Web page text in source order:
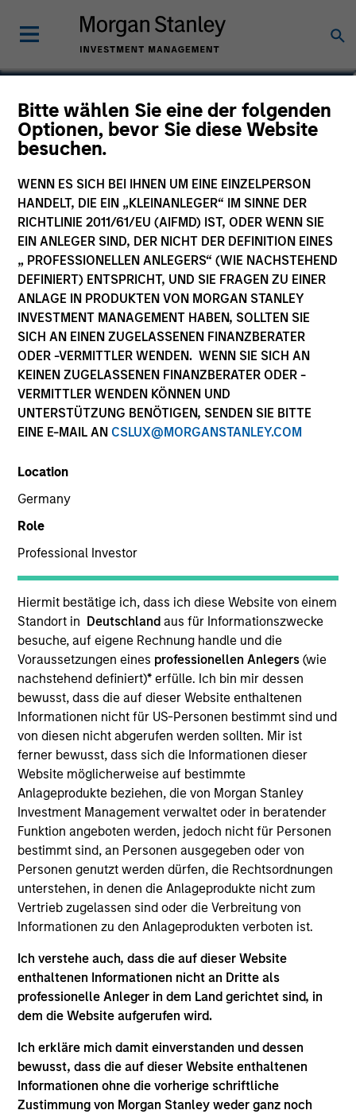
Bitte wählen Sie eine der folgenden
Optionen, bevor Sie diese Website
besuchen.
WENN ES SICH BEI IHNEN UM EINE EINZELPERSON
HANDELT, DIE EIN „KLEINANLEGER“ IM SINNE DER
RICHTLINIE 2011/61/EU (AIFMD) IST, ODER WENN SIE
EIN ANLEGER SIND, DER NICHT DER DEFINITION EINES
„ PROFESSIONELLEN ANLEGERS“ (WIE NACHSTEHEND
DEFINIERT) ENTSPRICHT, UND SIE FRAGEN ZU EINER
ANLAGE IN PRODUKTEN VON MORGAN STANLEY
INVESTMENT MANAGEMENT HABEN, SOLLTEN SIE
SICH AN EINEN ZUGELASSENEN FINANZBERATER
ODER -VERMITTLER WENDEN. WENN SIE SICH AN
KEINEN ZUGELASSENEN FINANZBERATER ODER -
VERMITTLER WENDEN KÖNNEN UND
UNTERSTÜTZUNG BENÖTIGEN, SENDEN SIE BITTE
EINE E-MAIL AN CSLUX@MORGANSTANLEY.COM
Location
Germany
Role
Professional Investor
Hiermit bestätige ich, dass ich diese Website von einem
Standort in Deutschland aus für Informationszwecke
besuche, auf eigene Rechnung handle und die
Voraussetzungen eines professionellen Anlegers(wie
nachstehend definiert)* erfülle. Ich bin mir dessen
bewusst, dass die auf dieser Website enthaltenen
Informationen nicht für US-Personen bestimmt sind und
von diesen nicht abgerufen werden sollten. Mir ist
ferner bewusst, dass sich die Informationen dieser
Website möglicherweise auf bestimmte
Anlageprodukte beziehen, die von Morgan Stanley
Investment Management verwaltet oder in beratender
Funktion angeboten werden, jedoch nicht für Personen
bestimmt sind, an Personen ausgegeben oder von
Personen genutzt werden dürfen, die Rechtsordnungen
unterstehen, in denen die Anlageprodukte nicht zum
Vertrieb zugelassen sind oder die Verbreitung von
Informationen zu den Anlageprodukten verboten ist.
Ich verstehe auch, dass die auf dieser Website
enthaltenen Informationen nicht an Dritte als
professionelle Anleger in dem Land gerichtet sind, in
dem die Website aufgerufen wird.
Ich erkläre mich damit einverstanden und dessen
bewusst, dass die auf dieser Website enthaltenen
Informationen ohne die vorherige schriftliche
Zustimmung von Morgan Stanley weder ganz noch
Stuart Muter, CFA
Executive Director
26 Years
TEAM
Eaton Vance Equity Team
Stuart is an executive director of Morgan Stanley
and an analyst on the Eaton Vance Value team. He
is responsible for covering information technology
and communication services. He joined Eaton
Vance in 2007. Morgan Stanley acquired Eaton
Vance in March 2021. Stuart began his career in the
investment management industry in 2000. Before
joining Eaton Vance, he was a director and equity
analyst at RBC Capital Markets. He has additional
research experience with Adams, Harkness & Hill.
Prior to his investment experience, Stuart was an
engineer and engineering manager in the
semiconductor equipment industry, and worked at
earned a B.S. in engineering from the University of
New South Wales in Australia, an M.S. in
mechanical engineering from the Massachusetts
Institute of Technology, and an M.S. in Predictive
Analytics from Northwestern University. He is a CFA
charterholder and holds the CFA Institute Certificate
in ESG Investing, as well as the CFA Institute’s
Certificate in Performance Management (CIPM).